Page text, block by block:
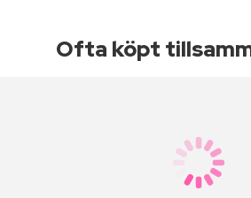
Ofta köpt